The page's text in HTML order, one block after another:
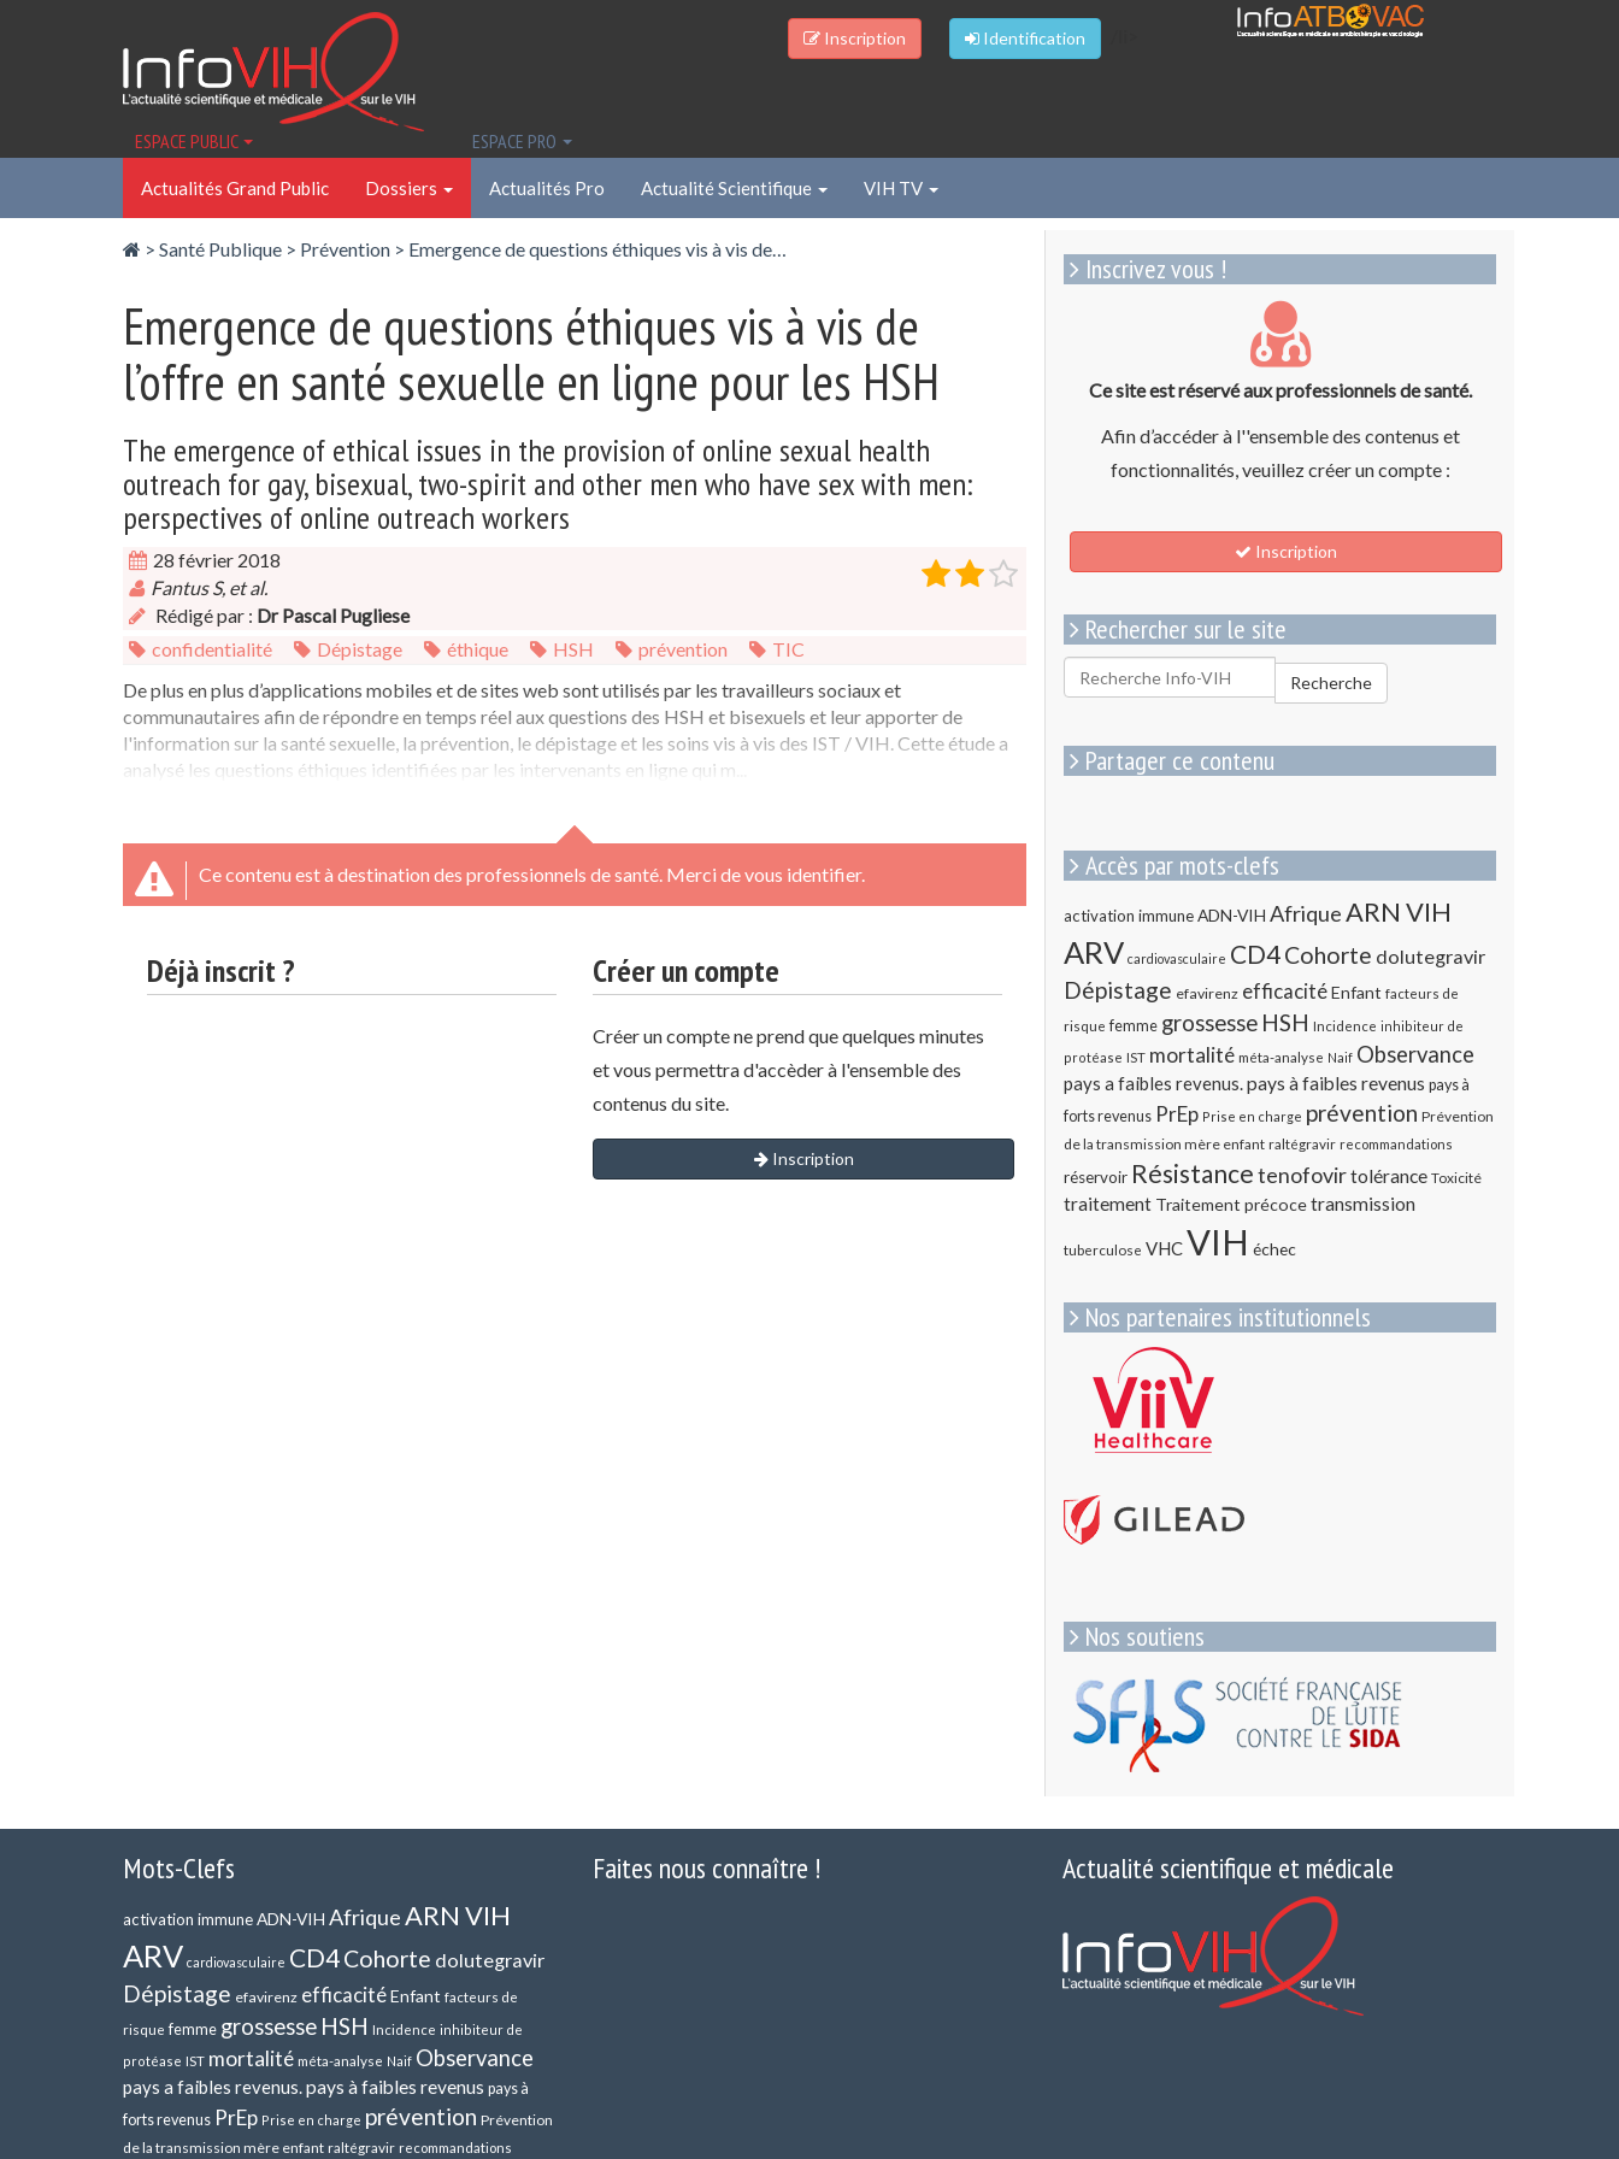
Inscription Identification
ESPACE PUBLIC ESPACE PRO
Actualités Grand Public Dossiers Actualités Pro Actualité Scientifique VIH TV
> Santé Publique > Prévention > Emergence de questions éthiques vis à vis de…
Emergence de questions éthiques vis à vis de
l’offre en santé sexuelle en ligne pour les HSH
The emergence of ethical issues in the provision of online sexual health
outreach for gay, bisexual, two-spirit and other men who have sex with men:
perspectives of online outreach workers
28 février 2018
Fantus S, et al.
Rédigé par : Dr Pascal Pugliese
confidentialité
Dépistage éthique HSH prévention
TIC
De plus en plus d’applications mobiles et de sites web sont utilisés par les travailleurs sociaux et
communautaires afin de répondre en temps réel aux questions des HSH et bisexuels et leur apporter de
l'information sur la santé sexuelle, la prévention, le dépistage et les soins vis à vis des IST / VIH. Cette étude a
analysé les questions éthiques identifiées par les intervenants en ligne qui m...
Ce contenu est à destination des professionnels de santé. Merci de vous identifier.
Déjà inscrit ? Créer un compte
Créer un compte ne prend que quelques minutes
et vous permettra d'accèder à l'ensemble des
contenus du site.
Inscription
Inscrivez vous !
Ce site est réservé aux professionnels de santé.
Afin d’accéder à l''ensemble des contenus et
fonctionnalités, veuillez créer un compte :
Inscription
Rechercher sur le site
Rechercher
pour
Recherche
Partager ce contenu
Accès par mots-clefs
activation immuneADN-VIH AfriqueARN VIH
ARV cardiovasculaire CD4Cohorte dolutegravir
Dépistage efavirenz efficacitéEnfant facteurs de
risque femme grossesse HSH Incidence inhibiteur de
protéase IST mortalité méta-analyse Naif Observance
pays a faibles revenus.pays à faibles revenus pays à
forts revenus PrEp Prise en charge prévention Prévention
de la transmission mère enfant raltégravir recommandations
réservoir Résistancetenofovirtolérance Toxicité
traitement Traitement précocetransmission
tuberculose VHCVIH échec
Nos partenaires institutionnels
Nos soutiens
Mots-Clefs
activation immuneADN-VIH AfriqueARN VIH
ARV cardiovasculaire CD4Cohorte dolutegravir
Dépistage efavirenz efficacitéEnfant facteurs de
risque femme grossesse HSH Incidence inhibiteur de
protéase IST mortalité méta-analyse Naif Observance
pays a faibles revenus.pays à faibles revenus pays à
forts revenus PrEp Prise en charge prévention Prévention
de la transmission mère enfant raltégravir recommandations
Faites nous connaître ! Actualité scientifique et médicale